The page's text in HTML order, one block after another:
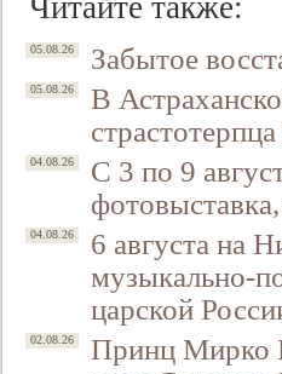
Читайте также:
05.08.26 Забытое
05.08.26
В
04.08.26
С 3 по 9
04.08.26
6 августа на
музыкально-
царской
02.08.26
Принц Мирко